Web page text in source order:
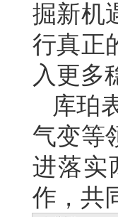
掘新机
行真正
入更多
库珀
气变等
进落实
作，共